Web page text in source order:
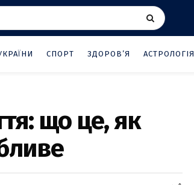
СПОРТ ЗДОРОВ’Я АСТРОЛОГІЯ
що це, як